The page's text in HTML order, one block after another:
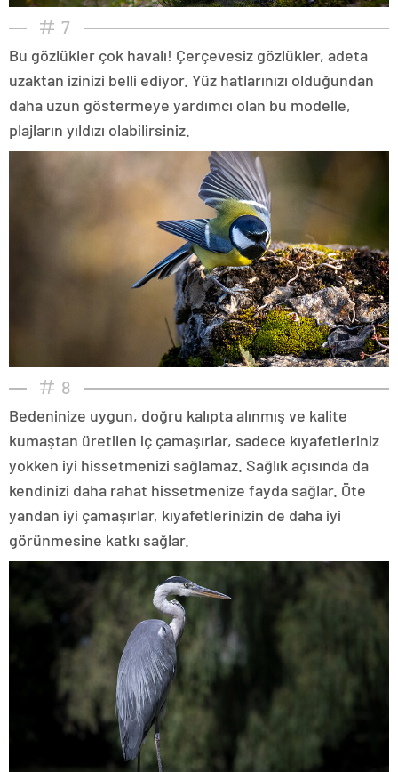
7
Bu gözlükler çok havalı! Çerçevesiz gözlükler, adeta
uzaktan izinizi belli ediyor. Yüz hatlarınızı olduğundan
daha uzun göstermeye yardımcı olan bu modelle,
plajların yıldızı olabilirsiniz.
8
Bedeninize uygun, doğru kalıpta alınmış ve kalite
kumaştan üretilen iç çamaşırlar, sadece kıyafetleriniz
yokken iyi hissetmenizi sağlamaz. Sağlık açısında da
kendinizi daha rahat hissetmenize fayda sağlar. Öte
yandan iyi çamaşırlar, kıyafetlerinizin de daha iyi
görünmesine katkı sağlar.